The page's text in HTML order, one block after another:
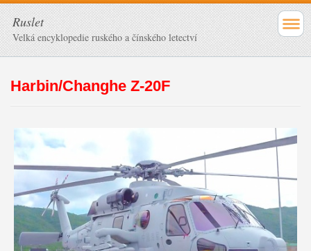
Ruslet
Velká encyklopedie ruského a čínského letectví
Harbin/Changhe Z-20F